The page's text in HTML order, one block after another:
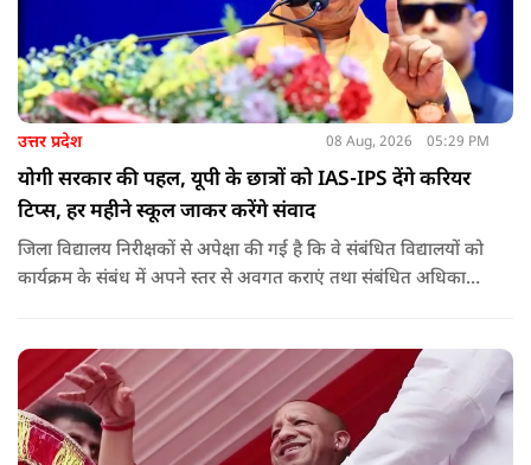
उत्तर प्रदेश 08 Aug, 2026 05:29 PM
योगी सरकार की पहल, यूपी के छात्रों को IAS-IPS देंगे करियर
टिप्स, हर महीने स्कूल जाकर करेंगे संवाद
जिला विद्यालय निरीक्षकों से अपेक्षा की गई है कि वे संबंधित विद्यालयों को
कार्यक्रम के संबंध में अपने स्तर से अवगत कराएं तथा संबंधित अधिकारी
मुख्य सचिव, माध्यमिक शिक्षा, पार्थ सारथी सेन शर्मा ने बताया कि मुख्य
सचिव, उत्तर प्रदेश शासन, की ओर से सभी जिलाधिकारियों को जारी
निर्देश में कहा गया है कि प्रत्येक जिले में तैनात आईएएस, आईपीएस, और
आईएफएस के युवा अधिकारी हर माह कम से कम एक इंटरमीडिएट स्तर